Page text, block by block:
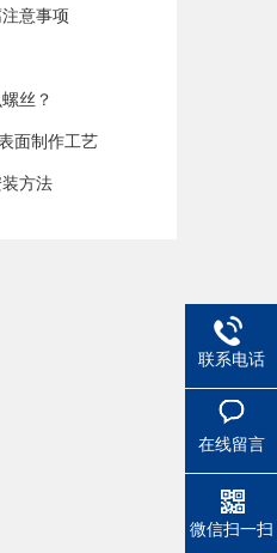
意事项
丝？
面制作工艺
方法
联系电话
在线留言
微信扫一扫